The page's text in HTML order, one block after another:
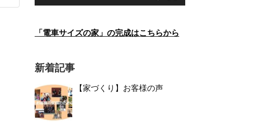
「電車サイズの家」の完成はこちらから
新着記事
【家づくり】お客様の声